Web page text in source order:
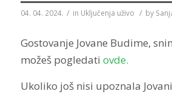
04. 04. 2024. / in Uključenja uživo / by
Gostovanje Jovane Budime,
možeš pogledati ovde.
Ukoliko još nisi upoznala